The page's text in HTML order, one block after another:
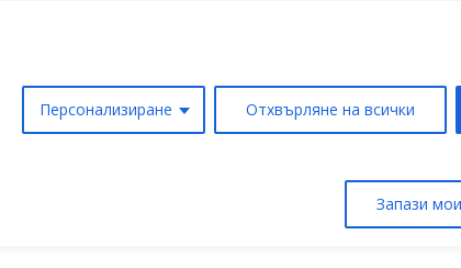
Персонализиране Отхвърляне на всички
Запази